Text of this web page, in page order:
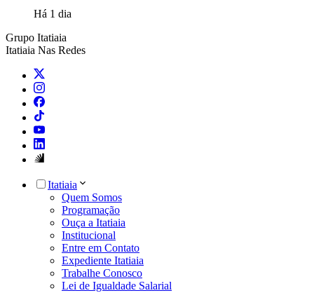
Há 1 dia
Grupo Itatiaia
Itatiaia Nas Redes
Itatiaia
Quem Somos
Programação
Ouça a Itatiaia
Institucional
Entre em Contato
Expediente Itatiaia
Trabalhe Conosco
Lei de Igualdade Salarial